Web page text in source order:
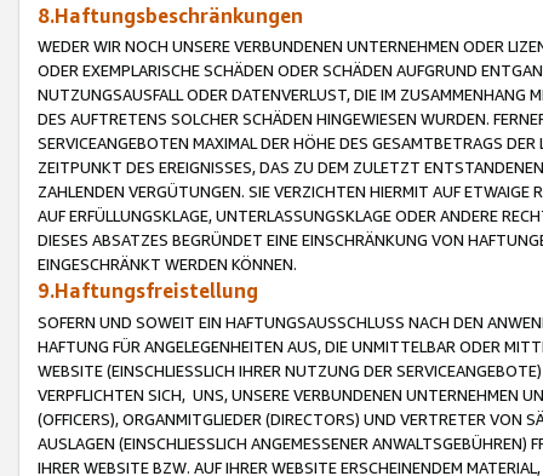
8.Haftungsbeschränkungen
WEDER WIR NOCH UNSERE VERBUNDENEN UNTERNEHMEN ODER
ODER EXEMPLARISCHE SCHÄDEN ODER SCHÄDEN AUFGRUND
NUTZUNGSAUSFALL ODER DATENVERLUST, DIE IM ZUSAMMENHANG
DES AUFTRETENS SOLCHER SCHÄDEN HINGEWIESEN WURDEN.
SERVICEANGEBOTEN MAXIMAL DER HÖHE DES GESAMTBETRAGS
ZEITPUNKT DES EREIGNISSES, DAS ZU DEM ZULETZT
ZAHLENDEN VERGÜTUNGEN. SIE VERZICHTEN HIERMIT AUF
AUF ERFÜLLUNGSKLAGE, UNTERLASSUNGSKLAGE ODER ANDERE
DIESES ABSATZES BEGRÜNDET EINE EINSCHRÄNKUNG VON
EINGESCHRÄNKT WERDEN KÖNNEN.
9.Haftungsfreistellung
SOFERN UND SOWEIT EIN HAFTUNGSAUSSCHLUSS NACH DEN
HAFTUNG FÜR ANGELEGENHEITEN AUS, DIE UNMITTELBAR ODER
WEBSITE (EINSCHLIESSLICH IHRER NUTZUNG DER
VERPFLICHTEN SICH, UNS, UNSERE VERBUNDENEN UNTERNEHMEN
(OFFICERS), ORGANMITGLIEDER (DIRECTORS) UND VERTRETER VON
AUSLAGEN (EINSCHLIESSLICH ANGEMESSENER
IHRER WEBSITE BZW. AUF IHRER WEBSITE ERSCHEINENDEM